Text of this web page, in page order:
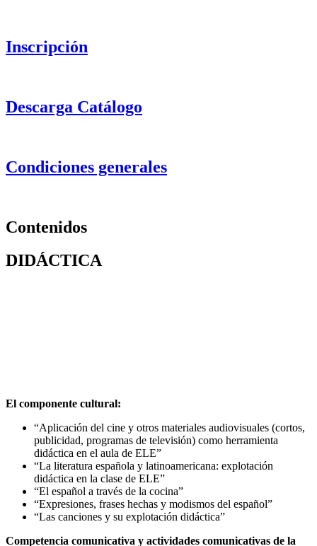
Inscripción
Descarga Catálogo
Condiciones generales
Contenidos
DIDÁCTICA
El componente cultural:
“Aplicación del cine y otros materiales audiovisuales (cortos,
publicidad, programas de televisión) como herramienta
didáctica en el aula de ELE”
“La literatura española y latinoamericana: explotación
didáctica en la clase de ELE”
“El español a través de la cocina”
“Expresiones, frases hechas y modismos del español”
“Las canciones y su explotación didáctica”
Competencia comunicativa y actividades comunicativas de la